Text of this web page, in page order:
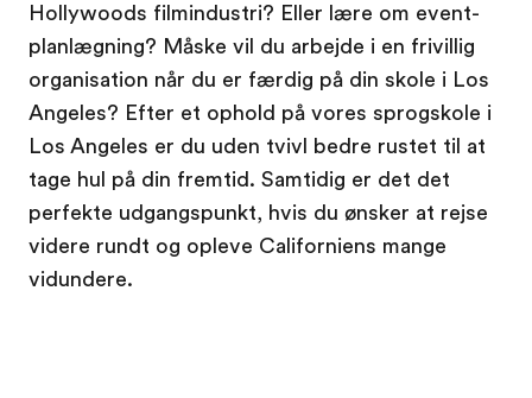
Hollywoods filmindustri? Eller lære om event-
planlægning? Måske vil du arbejde i en frivillig
organisation når du er færdig på din skole i Los
Angeles? Efter et ophold på vores sprogskole i
Los Angeles er du uden tvivl bedre rustet til at
tage hul på din fremtid. Samtidig er det det
perfekte udgangspunkt, hvis du ønsker at rejse
videre rundt og opleve Californiens mange
vidundere.